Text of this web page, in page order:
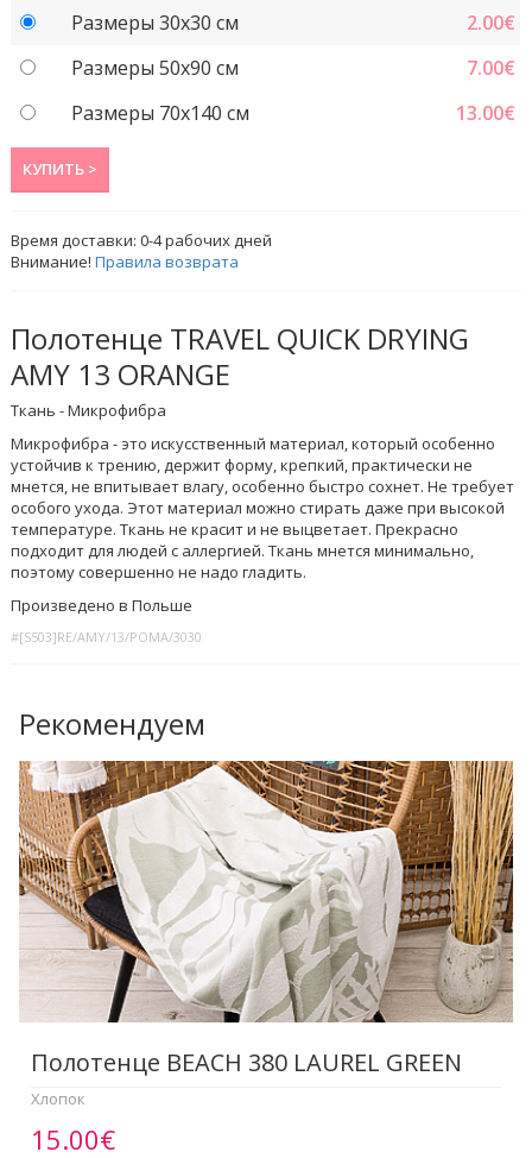
Размеры 30x30 см
2.00€
Размеры 50x90 см
7.00€
Размеры 70х140 см
13.00€
КУПИТЬ >
Время доставки:0-4рабочих дней
Внимание!Правила возврата
Полотенце TRAVEL QUICK DRYING
AMY 13 ORANGE
Ткань - Микрофибра
Микрофибра - это искусственный материал, который особенно
устойчив к трению, держит форму, крепкий, практически не
мнется, не впитывает влагу, особенно быстро сохнет. Не требует
особого ухода. Этот материал можно стирать даже при высокой
температуре. Ткань не красит и не выцветает. Прекрасно
подходит для людей с аллергией. Ткань мнется минимально,
поэтому совершенно не надо гладить.
Произведено в Польше
#[S503]RE/AMY/13/POMA/3030
Рекомендуем
Полотенце BEACH 380 LAUREL GREEN
Хлопок
15.00€